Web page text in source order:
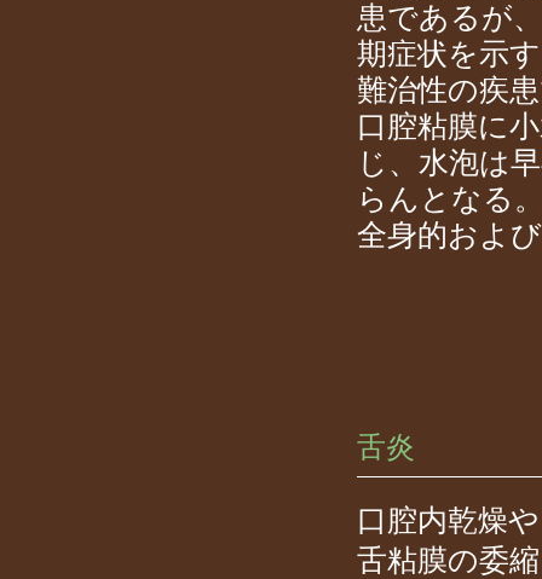
患であるが
期症状を示
難治性の疾
口腔粘膜に
じ、水泡は
らんとなる
全身的およ
舌炎
口腔内乾燥
舌粘膜の委